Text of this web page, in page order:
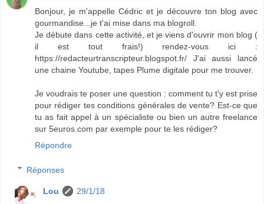
Bonjour, je m'appelle Cédric et je découvre ton blog avec
gourmandise...je t'ai mise dans ma blogroll.
Je débute dans cette activité, et je viens d'ouvrir mon blog (
il est tout frais!) rendez-vous ici :
https://redacteurtranscripteur.blogspot.fr/ J'ai aussi lancé
une chaine Youtube, tapes Plume digitale pour me trouver.
Je voudrais te poser une question : comment tu t'y est prise
pour rédiger tes conditions générales de vente? Est-ce que
tu as fait appel à un spécialiste ou bien un autre freelance
sur 5euros.com par exemple pour te les rédiger?
Répondre
Réponses
Lou
29/1/18